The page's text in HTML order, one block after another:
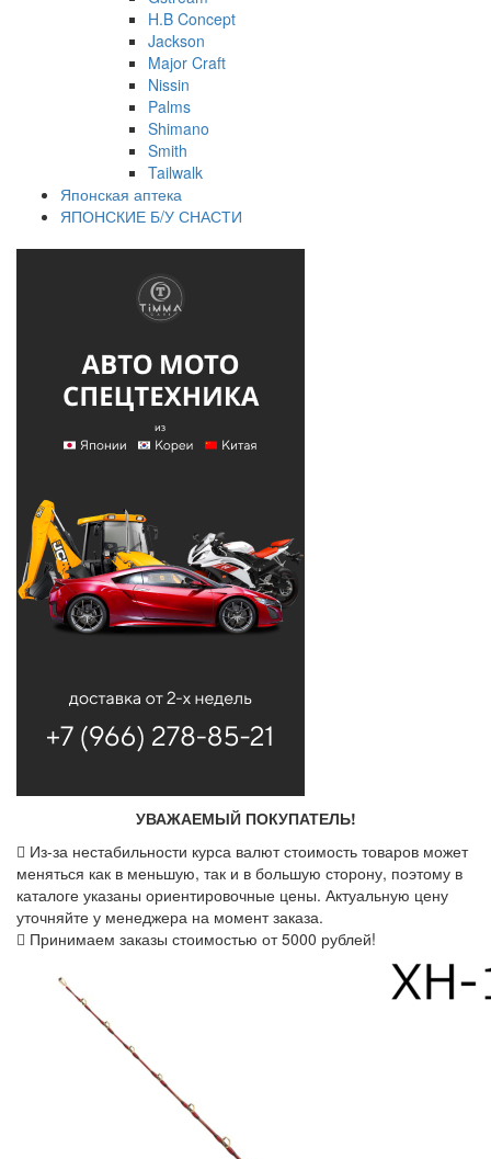
H.B Concept
Jackson
Major Craft
Nissin
Palms
Shimano
Smith
Tailwalk
Японская аптека
ЯПОНСКИЕ Б/У СНАСТИ
УВАЖАЕМЫЙ ПОКУПАТЕЛЬ!
Из-за нестабильности курса валют стоимость товаров может
меняться как в меньшую, так и в большую сторону, поэтому в
каталоге указаны ориентировочные цены. Актуальную цену
уточняйте у менеджера на момент заказа.
Принимаем заказы стоимостью от 5000 рублей!